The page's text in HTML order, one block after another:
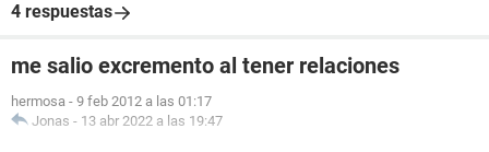
4 respuestas
me salio excremento al tener relaciones
hermosa - 9 feb 2012 a las 01:17
Jonas - 13 abr 2022 a las 19:47